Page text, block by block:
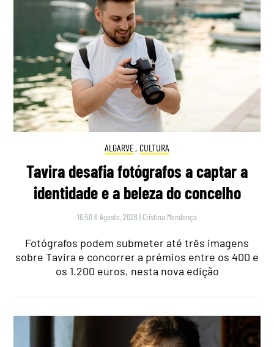
ALGARVE, CULTURA
Tavira desafia fotógrafos a captar a
identidade e a beleza do concelho
16:50 6 Agosto, 2026 | Cristina Mendonça
Fotógrafos podem submeter até três imagens
sobre Tavira e concorrer a prémios entre os 400 e
os 1.200 euros, nesta nova edição